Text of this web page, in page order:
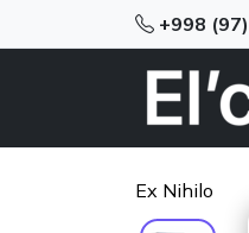
+998
Ex Nihilo